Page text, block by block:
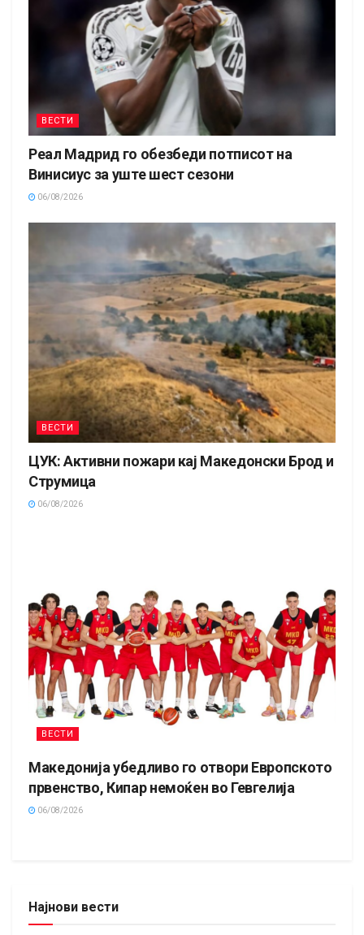
ВЕСТИ
Реал Мадрид го обезбеди потписот на
Винисиус за уште шест сезони
06/08/2026
ВЕСТИ
ЦУК: Активни пожари кај Македонски Брод и
Струмица
06/08/2026
ВЕСТИ
Македонија убедливо го отвори Европското
првенство, Кипар немоќен во Гевгелија
06/08/2026
Најнови вести